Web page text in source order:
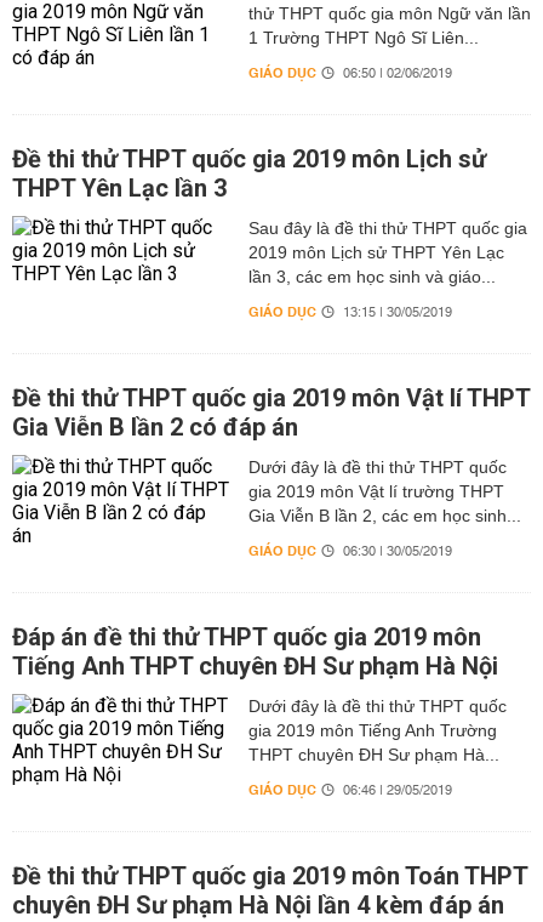
thử THPT quốc gia môn Ngữ văn lần
1 Trường THPT Ngô Sĩ Liên...
GIÁO DỤC 06:50 | 02/06/2019
Đề thi thử THPT quốc gia 2019 môn Lịch sử
THPT Yên Lạc lần 3
Sau đây là đề thi thử THPT quốc gia
2019 môn Lịch sử THPT Yên Lạc
lần 3, các em học sinh và giáo...
GIÁO DỤC 13:15 | 30/05/2019
Đề thi thử THPT quốc gia 2019 môn Vật lí THPT
Gia Viễn B lần 2 có đáp án
Dưới đây là đề thi thử THPT quốc
gia 2019 môn Vật lí trường THPT
Gia Viễn B lần 2, các em học sinh...
GIÁO DỤC 06:30 | 30/05/2019
Đáp án đề thi thử THPT quốc gia 2019 môn
Tiếng Anh THPT chuyên ĐH Sư phạm Hà Nội
Dưới đây là đề thi thử THPT quốc
gia 2019 môn Tiếng Anh Trường
THPT chuyên ĐH Sư phạm Hà...
GIÁO DỤC 06:46 | 29/05/2019
Đề thi thử THPT quốc gia 2019 môn Toán THPT
chuyên ĐH Sư phạm Hà Nội lần 4 kèm đáp án